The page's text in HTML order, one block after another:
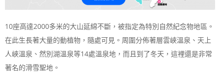
10座高達2000多米的大山延綿不斷，被指定為特別自然紀念物地區。
在此生長著大量的動植物，隨處可見。周圍分佈著層雲峽溫泉、天上
人峽溫泉、然別湖溫泉等14處溫泉地，而且到了冬天，這裡還是非常
著名的滑雪聖地。